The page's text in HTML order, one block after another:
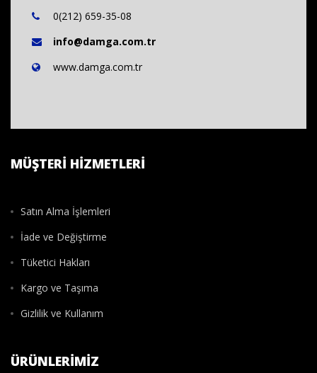
0(212) 659-35-08
info@damga.com.tr
www.damga.com.tr
MÜŞTERI HIZMETLERI
Satın Alma İşlemleri
İade ve Değiştirme
Tüketici Hakları
Kargo ve Taşıma
Gizlilik ve Kullanım
ÜRÜNLERIMIZ